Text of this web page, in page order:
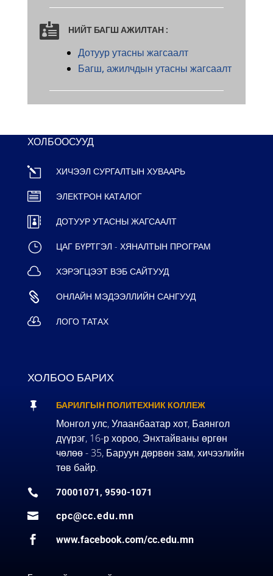
 НИЙТ БАГШ АЖИЛТАН :
Дотуур утасны жагсаалт
Багш, ажилчдын утасны жагсаалт
ХОЛБООСУУД
l ХИЧЭЭЛ СУРГАЛТЫН ХУВААРЬ
 ЭЛЕКТРОН КАТАЛОГ
 ДОТУУР УТАСНЫ ЖАГСААЛТ
} ЦАГ БҮРТГЭЛ - ХЯНАЛТЫН ПРОГРАМ
 ХЭРЭГЦЭЭТ ВЭБ САЙТУУД
 ОНЛАЙН МЭДЭЭЛЛИЙН САНГУУД
 ЛОГО ТАТАХ
ХОЛБОО БАРИХ
 БАРИЛГЫН ПОЛИТЕХНИК КОЛЛЕЖ
Монгол улс, Улаанбаатар хот, Баянгол
дүүрэг, 16-р хороо, Энхтайваны өргөн
чөлөө - 35, Баруун дөрвөн зам, хичээлийн
төв байр.
 70001071, 9590-1071
 cpc@cc.edu.mn
 www.facebook.com/cc.edu.mn